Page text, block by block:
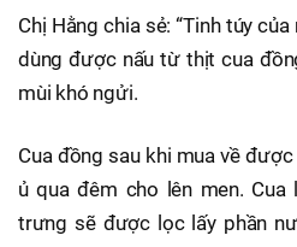
Chị Hằng chia sẻ: “Tinh túy
dùng được nấu từ thịt cua
mùi khó ngửi.
Cua đồng sau khi mua về
ủ qua đêm cho lên men.
trưng sẽ được lọc lấy phần